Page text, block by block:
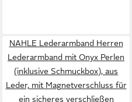
NAHLE Lederarmband Herren
Lederarmband mit Onyx Perlen
(inklusive Schmuckbox), aus
Leder, mit Magnetverschluss für
ein sicheres verschließen